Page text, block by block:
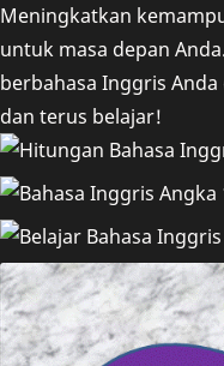
Meningkatkan
untuk masa depan
berbahasa Inggris
dan terus belajar!